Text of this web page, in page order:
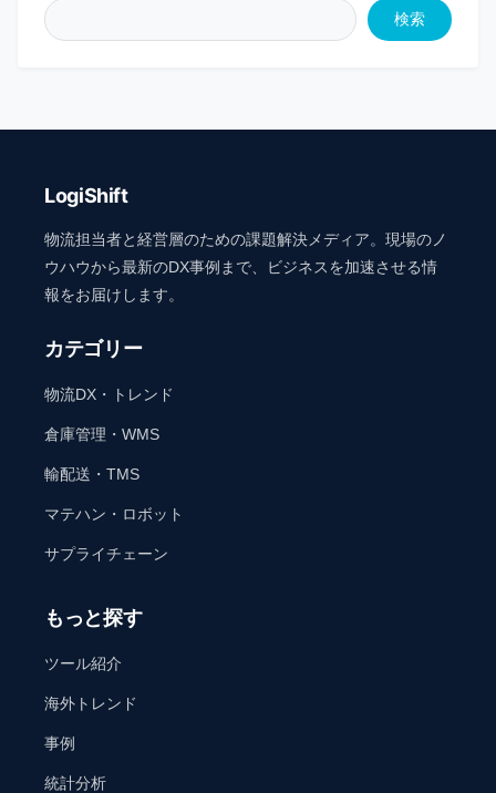
検索
LogiShift
物流担当者と経営層のための課題解決メディア。現場のノ
ウハウから最新のDX事例まで、ビジネスを加速させる情
報をお届けします。
カテゴリー
物流DX・トレンド
倉庫管理・WMS
輸配送・TMS
マテハン・ロボット
サプライチェーン
もっと探す
ツール紹介
海外トレンド
事例
統計分析